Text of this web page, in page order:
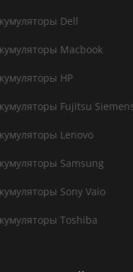
Dell
Macbook
HP
Fujitsu
Lenovo
Samsung
Sony Vaio
Toshiba